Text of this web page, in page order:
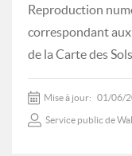
Reproduction
correspondant
de la Carte des
Mise à jour: 01/06/
Service public de